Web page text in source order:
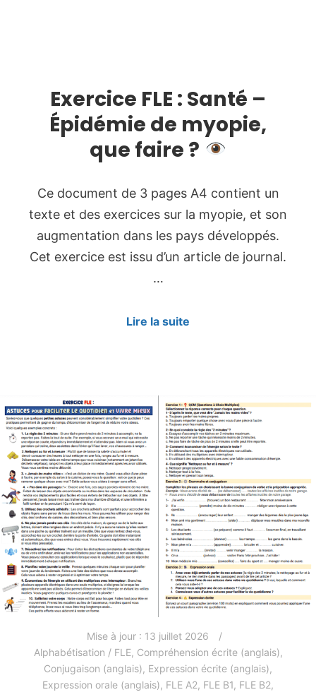
Exercice FLE : Santé –
Épidémie de myopie,
que faire ?
Ce document de 3 pages A4 contient un
texte et des exercices sur la myopie, et son
augmentation dans les pays développés.
Cet exercice est issu d’un article de journal.
…
Lire la suite
Mise à jour : 13 juillet 2026
Alphabétisation / FLE, Compréhension écrite (anglais),
Conjugaison (anglais), Expression écrite (anglais),
Expression orale (anglais), FLE A2, FLE B1, FLE B2,